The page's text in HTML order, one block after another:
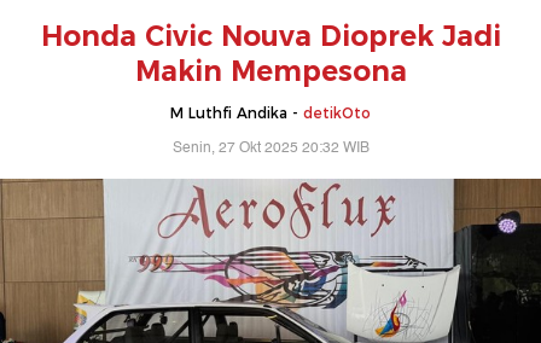
Honda Civic Nouva Dioprek Jadi
Makin Mempesona
M Luthfi Andika - detikOto
Senin, 27 Okt 2025 20:32 WIB